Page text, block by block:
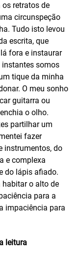
retratos de
circunspeção
Tudo isto levou
escrita, que
fora e instaurar
instantes somos
tique da minha
O meu sonho
guitarra ou
o olho.
partilhar um
fazer
instrumentos, do
e complexa
do lápis afiado.
habitar o alto de
para a
impaciência para
leitura